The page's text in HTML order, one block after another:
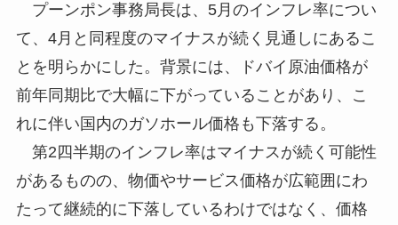
プーンポン事務局長は、5月のインフレ率につい
て、4月と同程度のマイナスが続く見通しにあるこ
とを明らかにした。背景には、ドバイ原油価格が
前年同期比で大幅に下がっていることがあり、こ
れに伴い国内のガソホール価格も下落する。
第2四半期のインフレ率はマイナスが続く可能性
があるものの、物価やサービス価格が広範囲にわ
たって継続的に下落しているわけではなく、価格